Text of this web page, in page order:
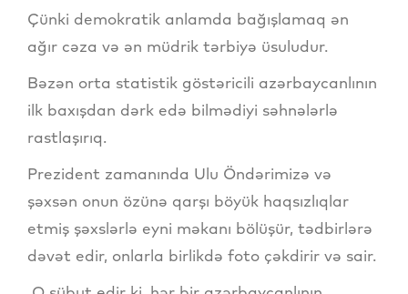
Çünki demokratik anlamda bağışlamaq ən
ağır cəza və ən müdrik tərbiyə üsuludur.
Bəzən orta statistik göstəricili azərbaycanlının
ilk baxışdan dərk edə bilmədiyi səhnələrlə
rastlaşırıq.
Prezident zamanında Ulu Öndərimizə və
şəxsən onun özünə qarşı böyük haqsızlıqlar
etmiş şəxslərlə eyni məkanı bölüşür, tədbirlərə
dəvət edir, onlarla birlikdə foto çəkdirir və sair.